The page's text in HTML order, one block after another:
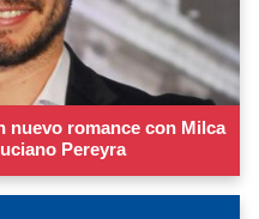
nuevo romance con Milca
Pereyra